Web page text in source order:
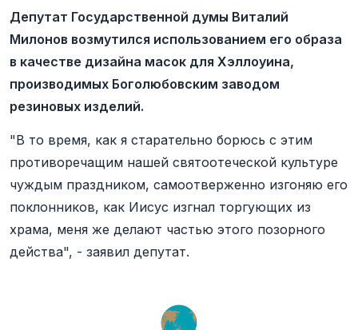
Депутат Государственной думы Виталий
Милонов возмутился использованием его образа
в качестве дизайна масок для Хэллоуина,
производимых Боголюбовским заводом
резиновых изделий.
"В то время, как я старательно борюсь с этим
противоречащим нашей святоотеческой культуре
чуждым праздником, самоотверженно изгоняю его
поклонников, как Иисус изгнал торгующих из
храма, меня же делают частью этого позорного
действа", - заявил депутат.